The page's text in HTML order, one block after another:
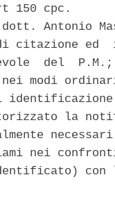
150 cpc.
Antonio
citazione ed
del
modi
la
nei